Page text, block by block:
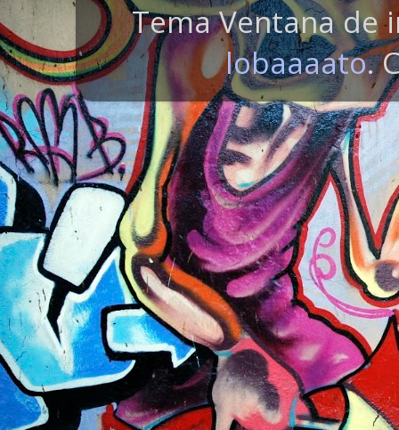
Tema Ventana de
lobaaaato.